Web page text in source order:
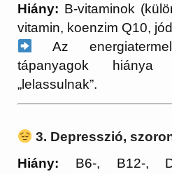
Hiány: B-vitaminok
vitamin, koenzim Q10,
Az
tápanyagok
„lelassulnak”.
3. Depresszió,
Hiány: B6-, B12-, D-